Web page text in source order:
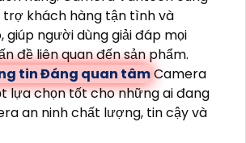
trợ khách hàng tận tình và
giúp người dùng giải đáp mọi
đề liên quan đến sản phẩm.
tin Đáng quan tâmCamera
lựa chọn tốt cho những ai đang
an ninh chất lượng, tin cậy và